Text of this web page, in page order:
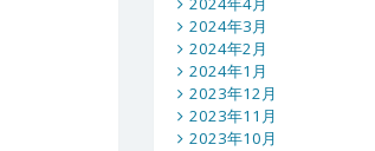
2024年3月
2024年2月
2024年1月
2023年12月
2023年11月
2023年10月